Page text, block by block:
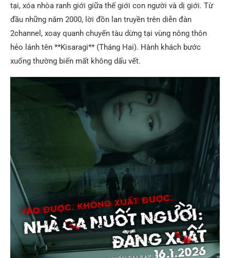
tại, xóa nhòa ranh giới giữa thế giới con người và dị giới. Từ
đầu những năm 2000, lời đồn lan truyền trên diễn đàn
2channel, xoay quanh chuyến tàu dừng tại vùng nông thôn
hẻo lánh tên **Kisaragi** (Tháng Hai). Hành khách bước
xuống thường biến mất không dấu vết.